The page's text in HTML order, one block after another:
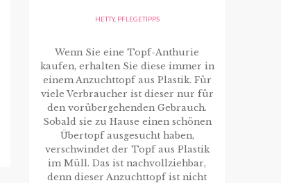
HETTY, PFLEGETIPPS
Wenn Sie eine Topf-Anthurie
kaufen, erhalten Sie diese immer in
einem Anzuchttopf aus Plastik. Für
viele Verbraucher ist dieser nur für
den vorübergehenden Gebrauch.
Sobald sie zu Hause einen schönen
Übertopf ausgesucht haben,
verschwindet der Topf aus Plastik
im Müll. Das ist nachvollziehbar,
denn dieser Anzuchttopf ist nicht